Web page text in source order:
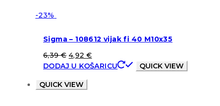
-23%
Sigma – 108612 vijak fi 40 M10x35
6,39€ 4,92 €
DODAJ U KOŠARICU
QUICK VIEW
QUICK VIEW